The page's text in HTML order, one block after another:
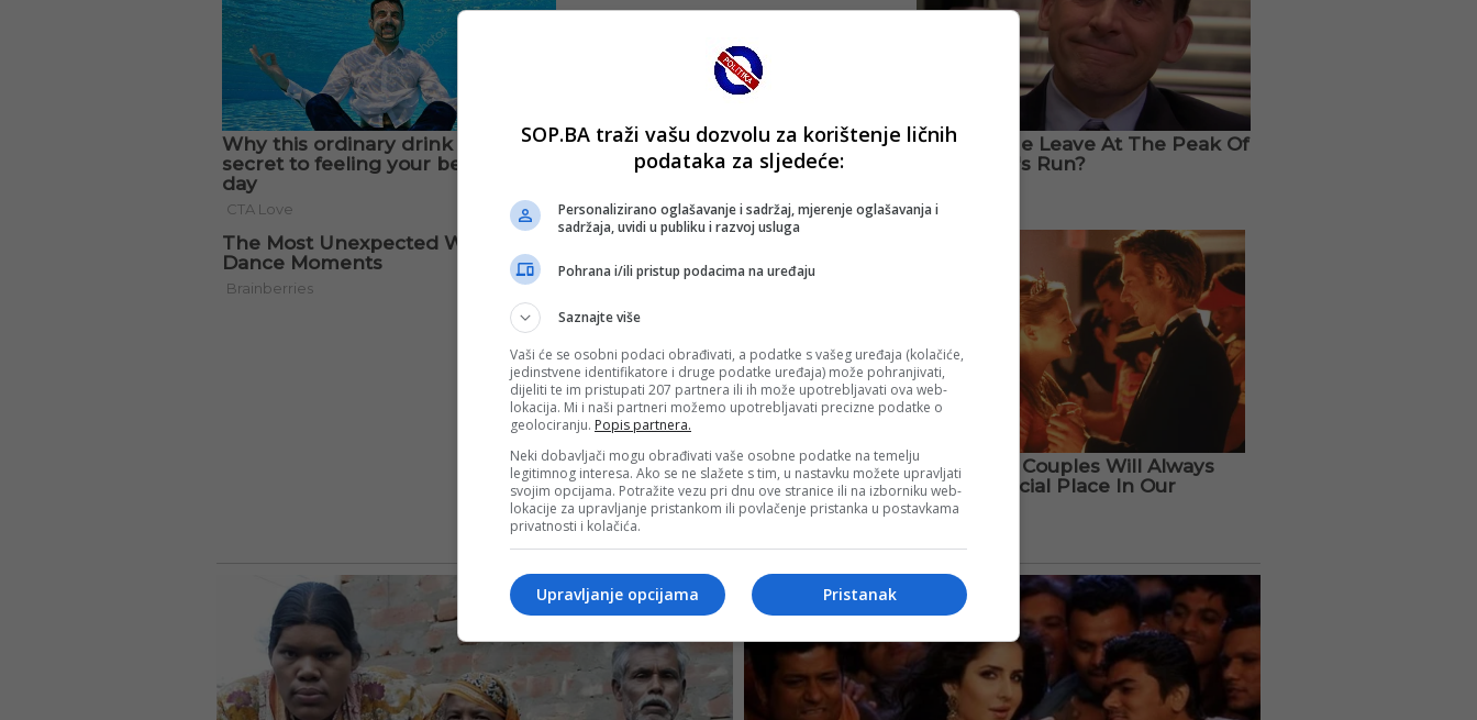
SOP.BA traži vašu dozvolu za korištenje ličnih
podataka za sljedeće:
Personalizirano oglašavanje i sadržaj, mjerenje oglašavanja i
sadržaja, uvidi u publiku i razvoj usluga
Pohrana i/ili pristup podacima na uređaju
Saznajte više
Vaši će se osobni podaci obrađivati, a podatke s vašeg uređaja (kolačiće,
jedinstvene identifikatore i druge podatke uređaja) može pohranjivati,
dijeliti te im pristupati 207 partnera ili ih može upotrebljavati ova web-
lokacija. Mi i naši partneri možemo upotrebljavati precizne podatke o
geolociranju. Popis partnera.
Neki dobavljači mogu obrađivati vaše osobne podatke na temelju
legitimnog interesa. Ako se ne slažete s tim, u nastavku možete upravljati
svojim opcijama. Potražite vezu pri dnu ove stranice ili na izborniku web-
lokacije za upravljanje pristankom ili povlačenje pristanka u postavkama
privatnosti i kolačića.
Pristanak
Upravljanje opcijama